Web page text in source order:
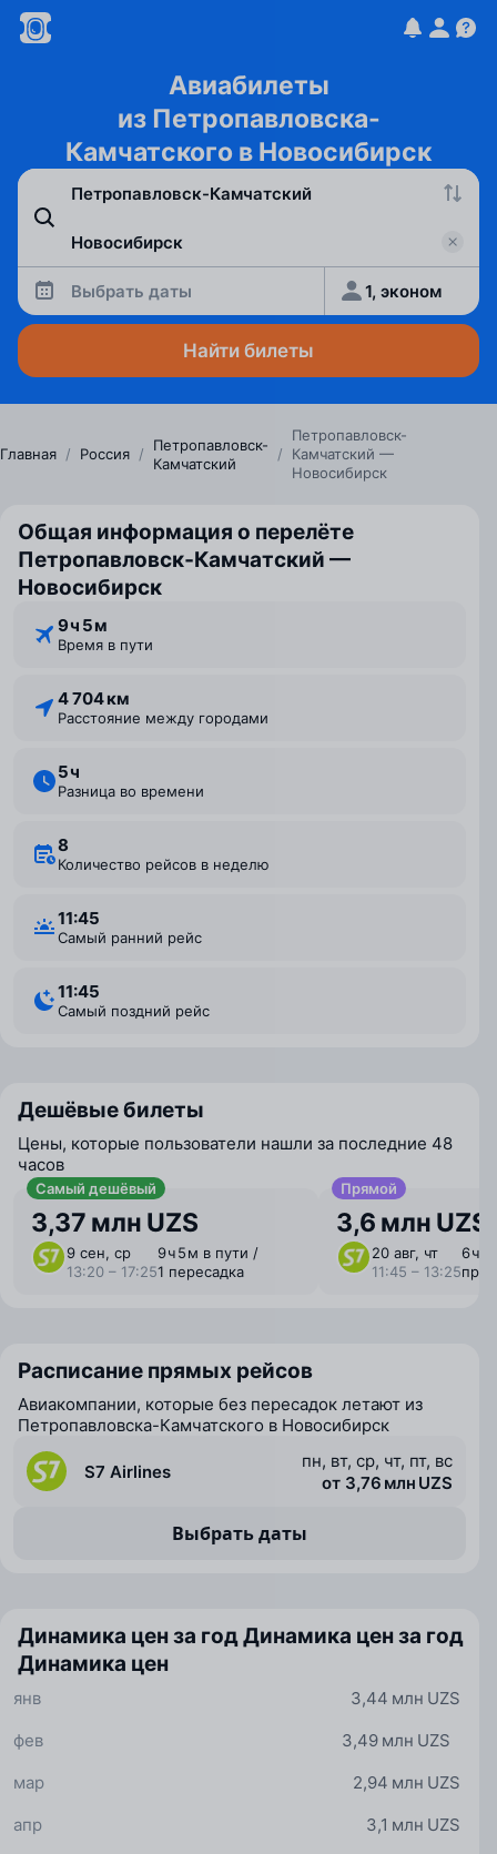
Авиабилеты
из Петропавловска-
Камчатского в Новосибирск
Выбрать даты 1, эконом
Найти билеты
Главная / Россия /
Петропавловск-
Камчатский
/
Петропавловск-
Камчатский —
Новосибирск
Общая информация о перелёте
Петропавловск‑Камчатский —
Новосибирск
9 ⁠ч 5 ⁠м
Время в пути
4 704 км
Расстояние между городами
5 ⁠ч
Разница во времени
8
Количество рейсов в неделю
11:45
Самый ранний рейс
11:45
Самый поздний рейс
Дешёвые билеты
Цены, которые пользователи нашли за последние 48
часов
Самый дешёвый
3,37 млн UZS
9 сен, ср
13:20 – 17:25
9 ⁠ч 5 ⁠м в пути /
1 пересадка
Прямой
3,6 млн UZS
20 авг, чт
11:45 – 13:25
6 ⁠ч
Расписание прямых рейсов
Авиакомпании, которые без пересадок летают из
Петропавловска-Камчатского в Новосибирск
S7 Airlines
пн, вт, ср, чт, пт, вс
от 3,76 млн UZS
Выбрать даты
Динамика цен за годДинамика цен за год
Динамика цен
3,44 млн UZS
янв
3,49 млн UZS
фев
2,94 млн UZS
мар
3,1 млн UZS
апр